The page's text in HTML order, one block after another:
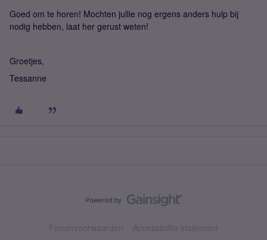
Goed om te horen! Mochten jullie nog ergens anders hulp bij
nodig hebben, laat her gerust weten!
Groetjes,
Tessanne
Forumvoorwaarden Accessibility statement